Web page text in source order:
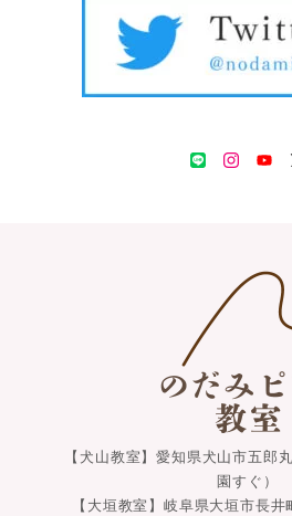
LINE
【犬山教室】愛知県犬山市五郎
園すぐ）
【大垣教室】岐阜県大垣市長